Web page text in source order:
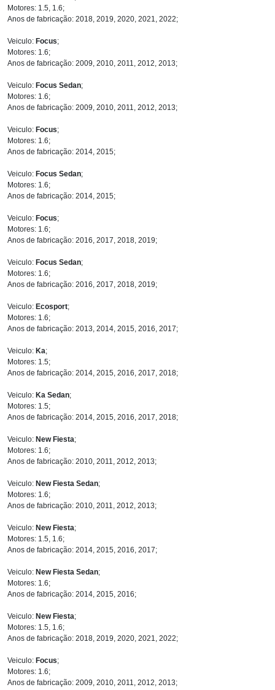
Motores: 1.5, 1.6;
Anos de fabricação: 2018, 2019, 2020, 2021, 2022;
Veiculo: Focus;
Motores: 1.6;
Anos de fabricação: 2009, 2010, 2011, 2012, 2013;
Veiculo: Focus Sedan;
Motores: 1.6;
Anos de fabricação: 2009, 2010, 2011, 2012, 2013;
Veiculo: Focus;
Motores: 1.6;
Anos de fabricação: 2014, 2015;
Veiculo: Focus Sedan;
Motores: 1.6;
Anos de fabricação: 2014, 2015;
Veiculo: Focus;
Motores: 1.6;
Anos de fabricação: 2016, 2017, 2018, 2019;
Veiculo: Focus Sedan;
Motores: 1.6;
Anos de fabricação: 2016, 2017, 2018, 2019;
Veiculo: Ecosport;
Motores: 1.6;
Anos de fabricação: 2013, 2014, 2015, 2016, 2017;
Veiculo: Ka;
Motores: 1.5;
Anos de fabricação: 2014, 2015, 2016, 2017, 2018;
Veiculo: Ka Sedan;
Motores: 1.5;
Anos de fabricação: 2014, 2015, 2016, 2017, 2018;
Veiculo: New Fiesta;
Motores: 1.6;
Anos de fabricação: 2010, 2011, 2012, 2013;
Veiculo: New Fiesta Sedan;
Motores: 1.6;
Anos de fabricação: 2010, 2011, 2012, 2013;
Veiculo: New Fiesta;
Motores: 1.5, 1.6;
Anos de fabricação: 2014, 2015, 2016, 2017;
Veiculo: New Fiesta Sedan;
Motores: 1.6;
Anos de fabricação: 2014, 2015, 2016;
Veiculo: New Fiesta;
Motores: 1.5, 1.6;
Anos de fabricação: 2018, 2019, 2020, 2021, 2022;
Veiculo: Focus;
Motores: 1.6;
Anos de fabricação: 2009, 2010, 2011, 2012, 2013;